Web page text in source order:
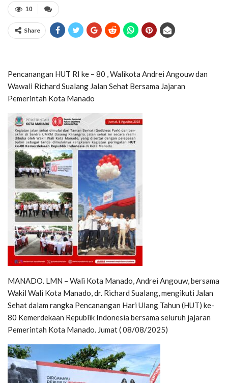
10
Share
Pencanangan HUT RI ke – 80 , Walikota Andrei Angouw dan
Wawali Richard Sualang Jalan Sehat Bersama Jajaran
Pemerintah Kota Manado
MANADO. LMN – Wali Kota Manado, Andrei Angouw, bersama
Wakil Wali Kota Manado, dr. Richard Sualang, mengikuti Jalan
Sehat dalam rangka Pencanangan Hari Ulang Tahun (HUT) ke-
80 Kemerdekaan Republik Indonesia bersama seluruh jajaran
Pemerintah Kota Manado. Jumat ( 08/08/2025)